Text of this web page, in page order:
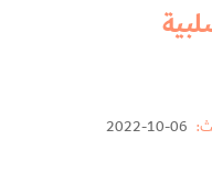
06-10-2022